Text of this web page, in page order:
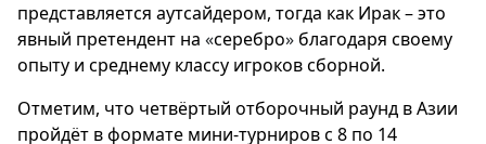
представляется аутсайдером, тогда как Ирак – это
явный претендент на «серебро» благодаря своему
опыту и среднему классу игроков сборной.
Отметим, что четвёртый отборочный раунд в Азии
пройдёт в формате мини-турниров с 8 по 14